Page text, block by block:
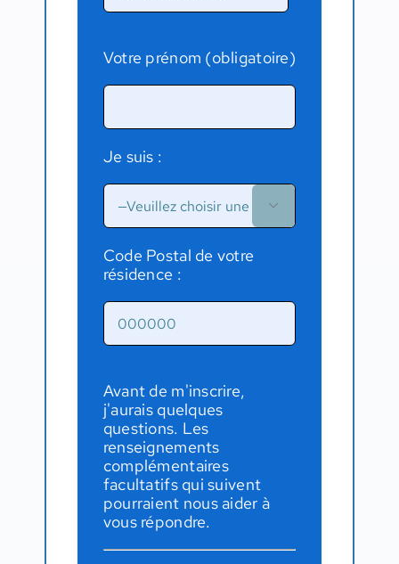
Votre prénom (obligatoire)
Je suis :

Code Postal de votre
résidence :
Avant de m'inscrire,
j'aurais quelques
questions. Les
renseignements
complémentaires
facultatifs qui suivent
pourraient nous aider à
vous répondre.